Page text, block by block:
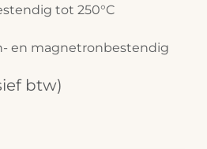
tot 250°C
en magnetronbestendig
btw)